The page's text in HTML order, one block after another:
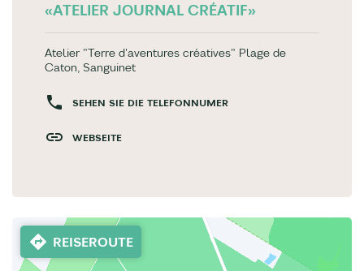
«ATELIER JOURNAL CRÉATIF»
Atelier "Terre d'aventures créatives" Plage de
Caton, Sanguinet
SEHEN SIE DIE TELEFONNUMER
WEBSEITE
REISEROUTE